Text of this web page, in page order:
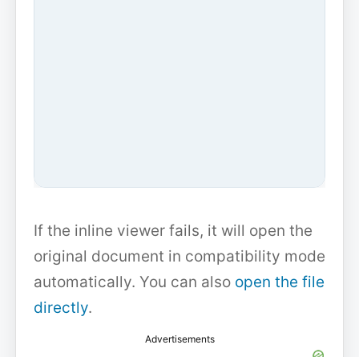
If the inline viewer fails, it will open the
original document in compatibility mode
automatically. You can also open the file
directly.
Advertisements